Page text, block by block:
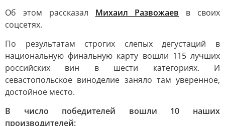
Об этом рассказал Михаил Развожаев в своих
соцсетях.
По результатам строгих слепых дегустаций в
национальную финальную карту вошли 115 лучших
российских вин в шести категориях. И
севастопольское виноделие заняло там уверенное,
достойное место.
В число победителей вошли 10 наших
производителей: